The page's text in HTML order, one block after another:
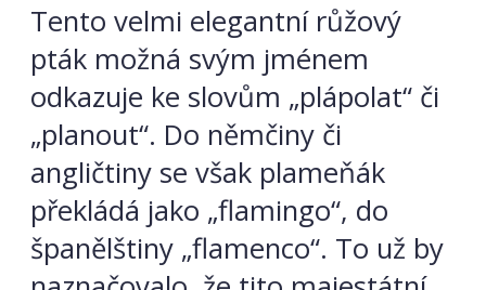
Tento velmi elegantní růžový
pták možná svým jménem
odkazuje ke slovům „plápolat“ či
„planout“. Do němčiny či
angličtiny se však plameňák
překládá jako „flamingo“, do
španělštiny „flamenco“. To už by